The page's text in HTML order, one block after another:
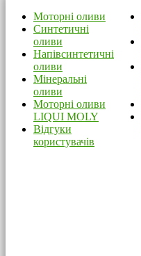
Моторні оливи
Синтетичні
оливи
Напівсинтетичні
оливи
Мінеральні
оливи
Моторні оливи
LIQUI MOLY
Відгуки
користувачів